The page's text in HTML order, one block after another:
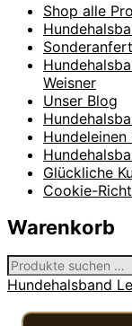
Shop alle
Weisner
Unser Blog
Hundeleinen
Glückliche
Cookie-
Warenkorb
Suchen
nach:
Hundehalsband